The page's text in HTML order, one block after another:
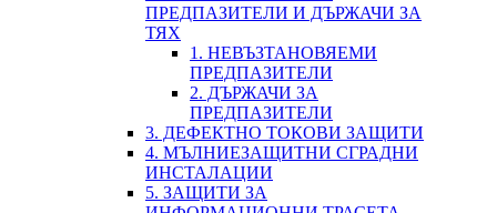
ПРЕДПАЗИТЕЛИ И ДЪРЖАЧИ ЗА
ТЯХ
1. НЕВЪЗТАНОВЯЕМИ
ПРЕДПАЗИТЕЛИ
2. ДЪРЖАЧИ ЗА
ПРЕДПАЗИТЕЛИ
3. ДЕФЕКТНО ТОКОВИ ЗАЩИТИ
4. МЪЛНИЕЗАЩИТНИ СГРАДНИ
ИНСТАЛАЦИИ
5. ЗАЩИТИ ЗА